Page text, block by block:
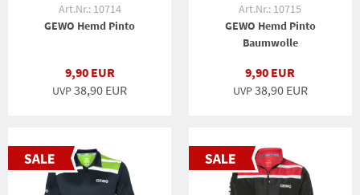
Art.Nr.: 10714
GEWO Hemd Pinto
9,90 EUR
UVP38,90 EUR
Art.Nr.: 10715
GEWO Hemd Pinto
Baumwolle
9,90 EUR
UVP38,90 EUR